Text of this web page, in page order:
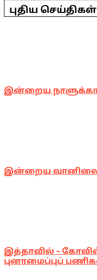
04-
19புதிய செய்திகள்
இன்றைய
இன்றைய வானிலை
இத்தாவில் –
புனரமைப்புப்